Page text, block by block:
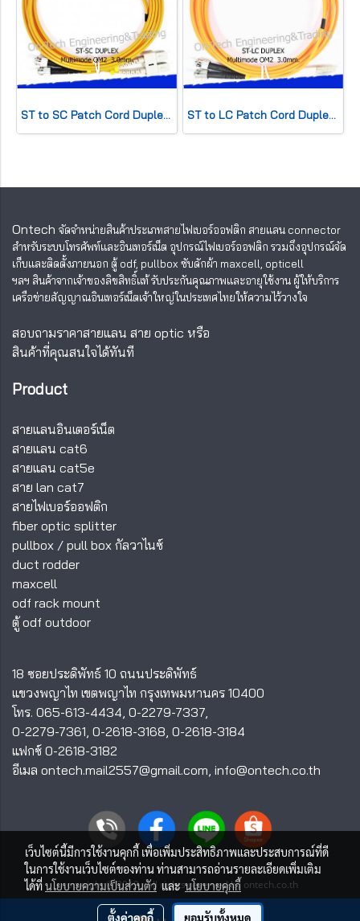
ST to SC Patch Cord Duplex 3.0mm ST to LC Patch Cord Duplex 3.0mm
Ontech จัดจำหน่ายสินค้าประเภทสายไฟเบอร์ออฟติก สายแลน connector
สำหรับระบบโทรศัพท์และอินเทอร์เน็ต อุปกรณ์ไฟเบอร์ออฟติก รวมถึงอุปกรณ์จัด
เก็บและติดตั้งภายนอก ตู้ odf, pullbox ซับดักผ้า maxcell, opticell
ฯลฯ สินค้าจากเจ้าของลิขสิทธิ์แท้ รับประกันคุณภาพและอายุใช้งาน ผู้ให้บริการ
เครือข่ายสัญญาณอินเทอร์เน็ตเจ้าใหญ่ในประเทศไทยให้ความไว้วางใจ
สอบถามราคาสายแลน สาย optic หรือ
สินค้าที่คุณสนใจได้ทันที
Product
สายแลนอินเตอร์เน็ต
สายแลน cat6
สายแลน cat5e
สาย lan cat7
สายไฟเบอร์ออฟติก
fiber optic splitter
pullbox / pull box กัลวาไนซ์
duct rodder
maxcell
odf rack mount
ตู้ odf outdoor
18 ซอยประดิพัทธ์ 10 ถนนประดิพัทธ์
แขวงพญาไท เขตพญาไท กรุงเทพมหานคร 10400
โทร. 065-613-4434 0-2279-7337
0-2279-7361 0-2618-3168 0-2618-3184
แฟกซ์ 0-2618-3182
อีเมล ontech.mail2557@gmail.com info@ontech.co.th
copyright © 2019 ; All rights reserved by ontech.co.th
ผู้เข้าชมวันนี้
เว็บไซต์นี้มีการใช้งานคุกกี้ เพื่อเพิ่มประสิทธิภาพและประสบการณ์ที่ดี
ในการใช้งานเว็บไซต์ของท่าน ท่านสามารถอ่านรายละเอียดเพิ่มเติม
ได้ที่นโยบายความเป็นส่วนตัว และนโยบายคุกกี้
ตั้งค่าคุกกี้ ยอมรับทั้งหมด